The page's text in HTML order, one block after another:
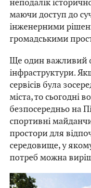
неподалік
маючи доступ до
інженерними
громадськими
Ще один важливий
інфраструктури.
сервісів була
міста, то сьогодні
безпосередньо на
спортивні
простори для
середовище, у
потреб можна